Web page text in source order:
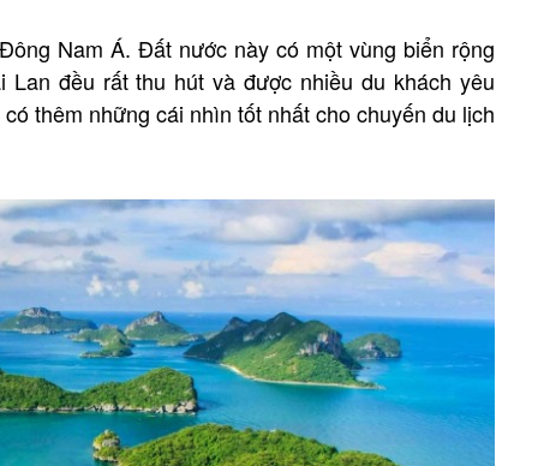
Nam Á. Đất nước này có một vùng biển rộng
đều rất thu hút và được nhiều du khách yêu
thêm những cái nhìn tốt nhất cho chuyến du lịch